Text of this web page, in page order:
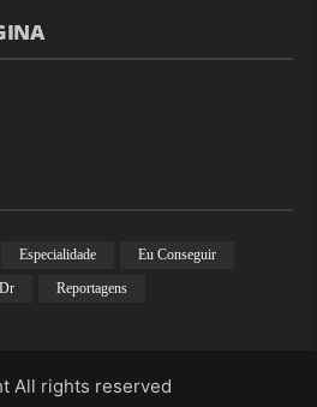
Especialidade
Eu Conseguir
Reportagens
All rights reserved